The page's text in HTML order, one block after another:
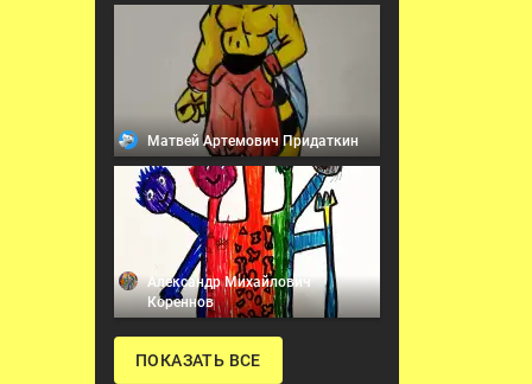
Матвей Артемович Придаткин
Александр Михайлович
Кореннов
ПОКАЗАТЬ ВСЕ